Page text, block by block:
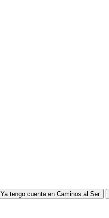
Ya tengo cuenta en Caminos al Ser